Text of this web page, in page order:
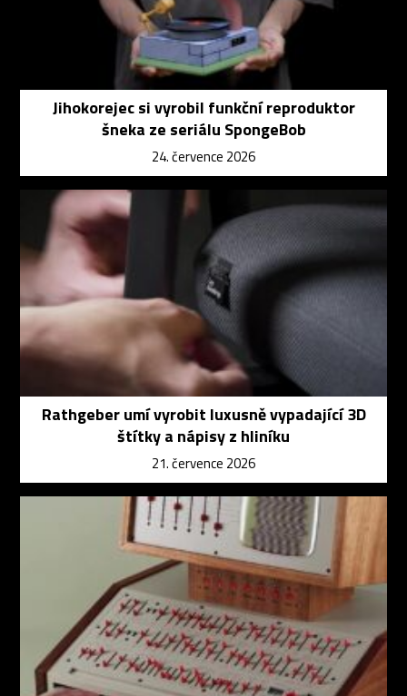
Jihokorejec si vyrobil funkční reproduktor
šneka ze seriálu SpongeBob
24. července 2026
Rathgeber umí vyrobit luxusně vypadající 3D
štítky a nápisy z hliníku
21. července 2026